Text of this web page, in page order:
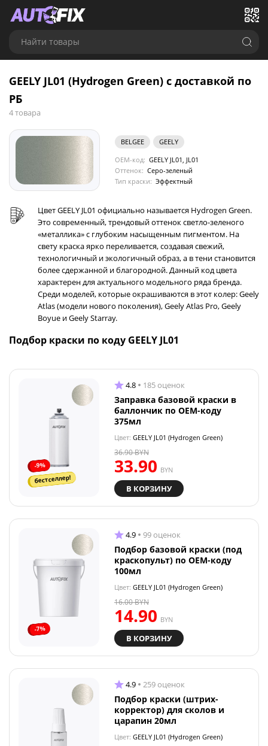
Найти товары
GEELY JL01 (Hydrogen Green) с доставкой по
РБ
4 товара
BELGEE
GEELY
OEM-код: GEELY JL01, JL01
Оттенок: Серо-зеленый
Тип краски: Эффектный
Цвет GEELY JL01 официально называется Hydrogen Green.
Это современный, трендовый оттенок светло-зеленого
«металлика» с глубоким насыщенным пигментом. На
свету краска ярко переливается, создавая свежий,
технологичный и экологичный образ, а в тени становится
более сдержанной и благородной. Данный код цвета
характерен для актуального модельного ряда бренда.
Среди моделей, которые окрашиваются в этот колер: Geely
Atlas (модели нового поколения), Geely Atlas Pro, Geely
Boyue и Geely Starray.
Подбор краски по коду GEELY JL01
-9%
бестселлер!
4.8 185 оценок
Заправка базовой краски в
баллончик по OEM-коду
375мл
Цвет: GEELY JL01 (Hydrogen Green)
33.90 BYN
36.90BYN
В КОРЗИНУ
-7%
4.9 99 оценок
Подбор базовой краски (под
краскопульт) по OEM-коду
100мл
Цвет: GEELY JL01 (Hydrogen Green)
14.90 BYN
16.00BYN
В КОРЗИНУ
4.9 259 оценок
Подбор краски (штрих-
корректор) для сколов и
царапин 20мл
Цвет: GEELY JL01 (Hydrogen Green)